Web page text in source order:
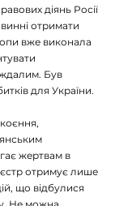
діянь Росії
отримати
вже виконала
Був
для України.
жертвам в
отримує лише
що відбулися